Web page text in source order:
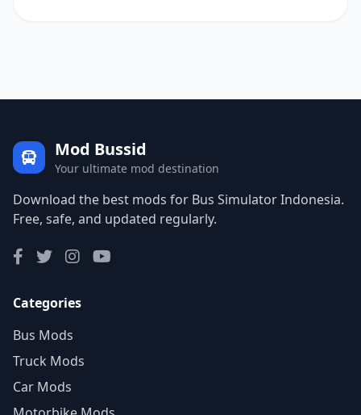
Mod Bussid
Your ultimate mod destination
Download the best mods for Bus Simulator Indonesia.
Free, safe, and updated regularly.
Categories
Bus Mods
Truck Mods
Car Mods